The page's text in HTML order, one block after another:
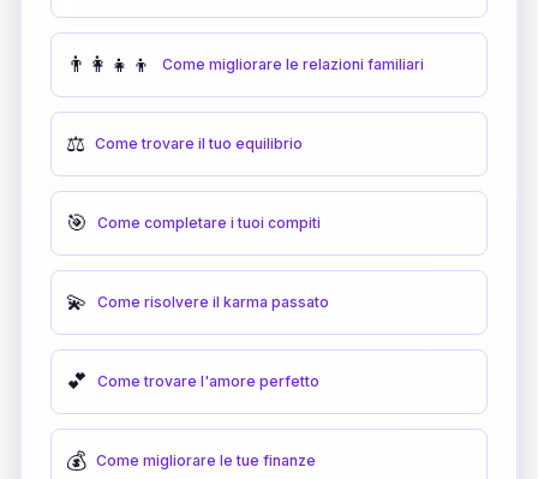
👨‍👩‍👧‍👦 Come migliorare le relazioni familiari
⚖️ Come trovare il tuo equilibrio
🎯 Come completare i tuoi compiti
💫 Come risolvere il karma passato
💕 Come trovare l'amore perfetto
💰 Come migliorare le tue finanze